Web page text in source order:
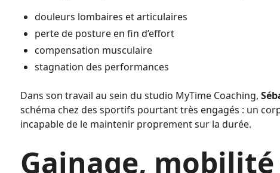
douleurs lombaires et articulaires
perte de posture en fin d’effort
compensation musculaire
stagnation des performances
Dans son travail au sein du studio MyTime Coaching,
schéma chez des sportifs pourtant très engagés : un
incapable de le maintenir proprement sur la durée.
Gainage,